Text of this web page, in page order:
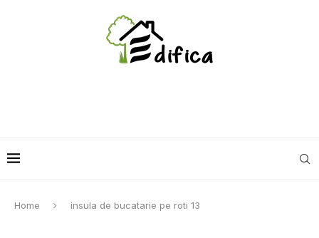
Home insula de bucatarie pe roti 13